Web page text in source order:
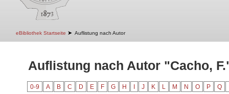
eBibliothek Startseite ➤ Auflistung nach Autor
Auflistung nach Autor "Cacho,
0-9 A B C D E F G H J K L M N O P Q